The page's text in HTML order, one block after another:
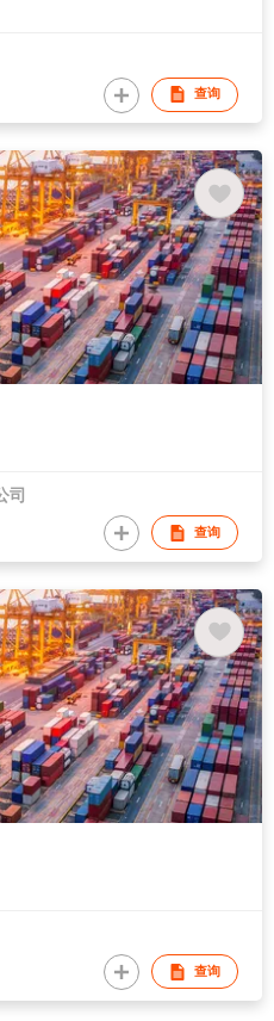
查询
司
查询
查询